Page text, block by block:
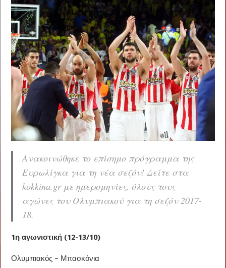
Ανακοινώθηκε το επίσημο πρόγραμμα της
Ευρωλίγκα για τη νέα σεζόν! Δείτε στα
kokkina.gr με ημερομηνίες, όλους τους
αγώνες του Ολυμπιακού για τη σεζόν 2017-
18.
1η αγωνιστική (12-13/10)
Ολυμπιακός – Μπασκόνια